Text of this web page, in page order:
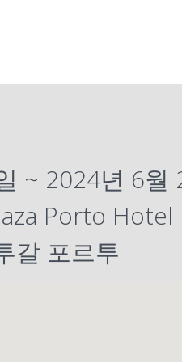
~ 2024년 6월
Porto Hotel
갈 포르투